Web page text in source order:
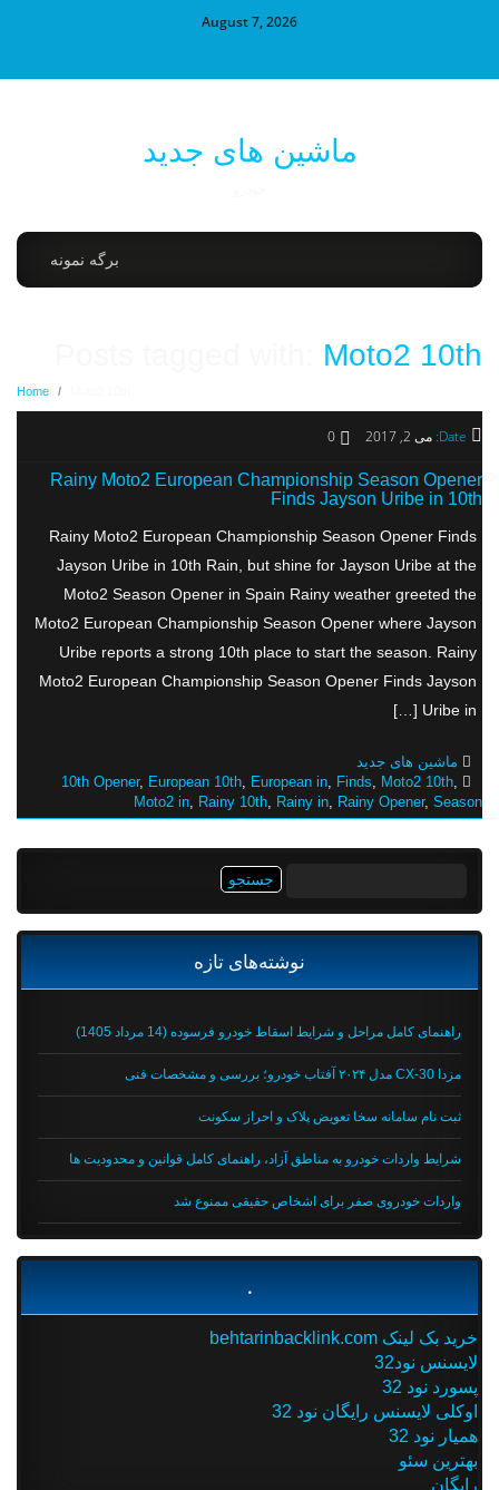
August 7, 2026
ماشین های جدید
برگه نمونه
Posts tagged with:Moto2 10th
Home
Date: می 2, 2017 0
Rainy Moto2 European Championship Season Opener
Finds Jayson Uribe in 10th
Rainy Moto2 European Championship Season Opener Finds
Jayson Uribe in 10th Rain, but shine for Jayson Uribe at the
Moto2 Season Opener in Spain Rainy weather greeted the
Moto2 European Championship Season Opener where Jayson
Uribe reports a strong 10th place to start the season. Rainy
Moto2 European Championship Season Opener Finds Jayson
Uribe in […]
ماشین های جدید
10th Opener,European 10th,European in,Finds,Moto2 10th
Moto2 in,Rainy 10th,Rainy in,Rainy Opener,Season
نوشته‌های تازه
راهنمای کامل مراحل و شرایط اسقاط خودرو فرسوده (14 مرداد 1405)
مزدا CX-30 مدل ۲۰۲۴ آفتاب خودرو؛ بررسی و مشخصات فنی
ثبت نام سامانه سخا تعویض پلاک و احراز سکونت
شرایط واردات خودرو به مناطق آزاد، راهنمای کامل قوانین و محدودیت ها
واردات خودروی صفر برای اشخاص حقیقی ممنوع شد
خرید بک لینک behtarinbacklink.com
لایسنس نود32
پسورد نود 32
اوکلی لایسنس رایگان نود 32
همیار نود 32
بهترین سئو
رایگان